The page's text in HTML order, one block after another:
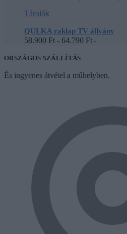
Tárolók
QULKA raklap TV állvány
58.900 Ft - 64.790 Ft -
ORSZÁGOS SZÁLLÍTÁS
És ingyenes átvétel a műhelyben.